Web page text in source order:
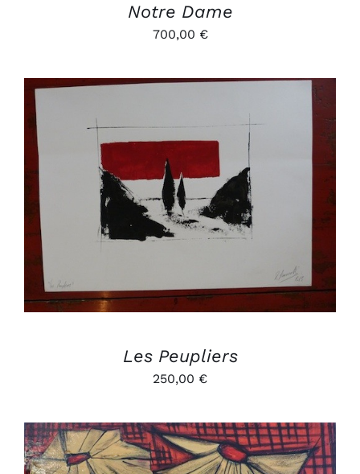
Notre Dame
700,00 €
AJOUTER AU PANIER
Les Peupliers
250,00 €